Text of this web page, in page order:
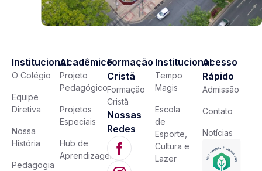
Institucional
O Colégio
Equipe
Diretiva
Nossa
História
Pedagogia
Acadêmico
Projeto
Pedagógico
Projetos
Especiais
Hub de
Aprendizagem
Formação
Cristã
Formação
Cristã
Nossas
Redes
Institucional
Tempo
Magis
Escola
de
Esporte,
Cultura e
Lazer
Acesso
Rápido
Admissão
Contato
Notícias